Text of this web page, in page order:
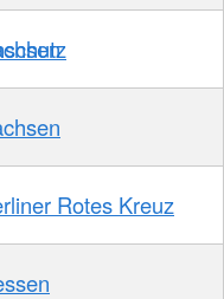
Rotes Kreuz